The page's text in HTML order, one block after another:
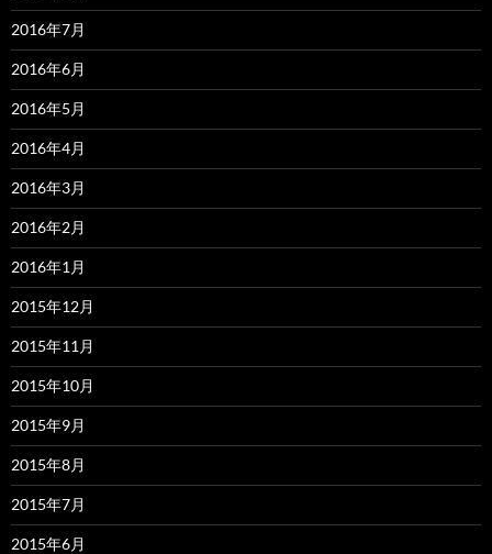
2016年7月
2016年6月
2016年5月
2016年4月
2016年3月
2016年2月
2016年1月
2015年12月
2015年11月
2015年10月
2015年9月
2015年8月
2015年7月
2015年6月